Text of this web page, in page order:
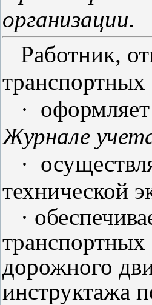
организации.
Работник,
транспортных
·
Журнале
·
технической
·
транспортных
дорожного
инструктажа